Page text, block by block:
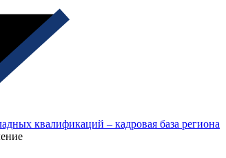
квалификаций – кадровая база региона